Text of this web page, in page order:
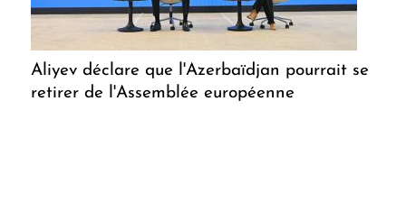
Aliyev déclare que l'Azerbaïdjan pourrait se
retirer de l'Assemblée européenne